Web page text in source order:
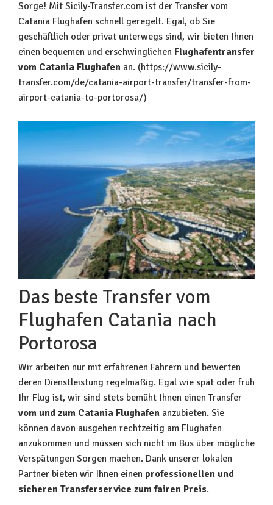
Sorge! Mit Sicily-Transfer.com ist der Transfer vom
Catania Flughafen schnell geregelt. Egal, ob Sie
geschäftlich oder privat unterwegs sind, wir bieten Ihnen
einen bequemen und erschwinglichen Flughafentransfer
vom Catania Flughafen an. (https://www.sicily-
transfer.com/de/catania-airport-transfer/transfer-from-
airport-catania-to-portorosa/)
Das beste Transfer vom
Flughafen Catania nach
Portorosa
Wir arbeiten nur mit erfahrenen Fahrern und bewerten
deren Dienstleistung regelmäßig. Egal wie spät oder früh
Ihr Flug ist, wir sind stets bemüht Ihnen einen Transfer
vom und zum Catania Flughafen anzubieten. Sie
können davon ausgehen rechtzeitig am Flughafen
anzukommen und müssen sich nicht im Bus über mögliche
Verspätungen Sorgen machen. Dank unserer lokalen
Partner bieten wir Ihnen einen professionellen und
sicheren Transferservice zum fairen Preis.